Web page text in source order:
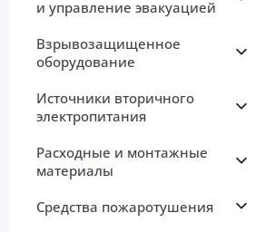
и управление эвакуацией
Взрывозащищенное
оборудование
Источники вторичного
электропитания
Расходные и монтажные
материалы
Средства пожаротушения